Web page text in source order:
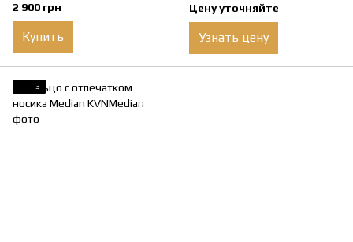
2 900 грн
Купить
Цену уточняйте
Узнать цену
3